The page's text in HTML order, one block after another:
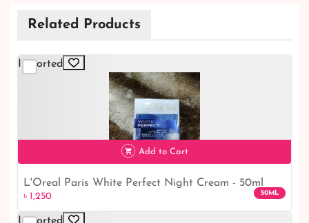
Related Products
Imported
Add to Cart
L'Oreal Paris White Perfect Night Cream - 50ml
৳ 1,250 50ML